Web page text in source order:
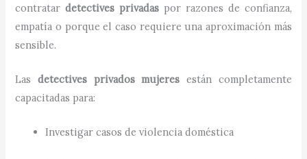
contratardetectives privadas por razones de confianza,
empatía o porque el caso requiere una aproximación más
sensible.
Lasdetectives privados mujeres están completamente
capacitadas para:
Investigar casos de violencia doméstica